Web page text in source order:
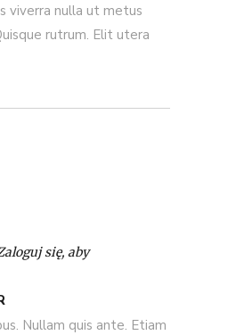
viverra nulla ut metus
rutrum. Elit utera
się, aby
Nullam quis ante. Etiam